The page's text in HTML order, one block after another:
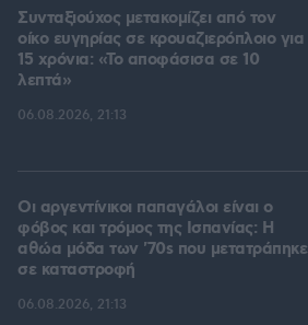
Συνταξιούχος μετακομίζει από τον
οίκο ευγηρίας σε κρουαζιερόπλοιο για
15 χρόνια: «Το αποφάσισα σε 10
λεπτά»
06.08.2026, 21:13
Οι αργεντίνικοι παπαγάλοι είναι ο
φόβος και τρόμος της Ισπανίας: Η
αθώα μόδα των '70s που μετατράπηκε
σε καταστροφή
06.08.2026, 21:13